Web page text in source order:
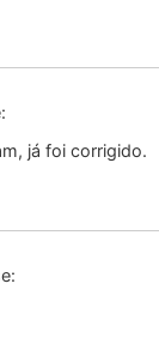
já foi corrigido.